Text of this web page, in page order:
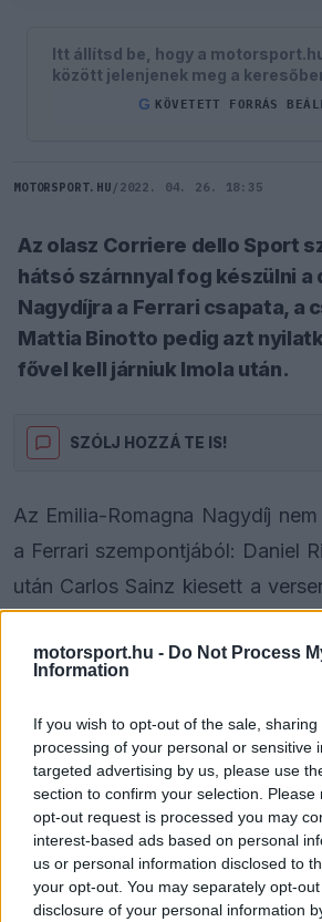
motorsport.hu - Do Not Process
Information
If you wish to opt-out of the sale,
processing of your personal or sensitive
targeted advertising by us, please use
section to confirm your selection.
opt-out request is processed you may
interest-based ads based on personal
us or personal information disclosed to
your opt-out. You may separately opt-
disclosure of your personal information
Itt állítsd be, hogy a
között jelenjenek meg a
G KÖVETETT FORRÁS
MOTORSPORT.HU / 2022. 04. 26. 18:35
Az olasz Corriere dello Sport
hátsó szárnnyal fog készülni a
Nagydíjra a Ferrari csapata, a
Mattia Binotto pedig azt
fővel kell járniuk Imola után.
SZÓLJ HOZZÁ TE IS!
Az Emilia-Romagna Nagydíj
a Ferrari szempontjából: Daniel
után Carlos Sainz kiesett a
meg, és végül a hatodik helyen
A csapatfőnök Mattia Binotto
mondta, hogy emelt fővel kell
is, és azt gondolja, egy jobb
Leclerc számára elérhető
második pozíció.